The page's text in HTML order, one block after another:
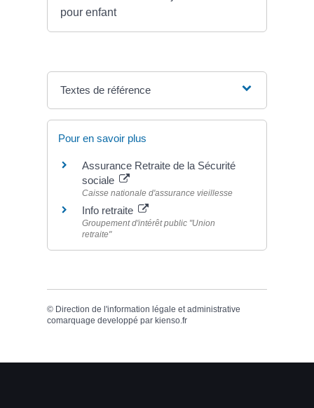
pour enfant
Textes de référence
Pour en savoir plus
Assurance Retraite de la Sécurité
sociale
Caisse nationale d'assurance vieillesse
Info retraite
Groupement d'intérêt public "Union
retraite"
© Direction de l'information légale et administrative
comarquage developpé par kienso.fr